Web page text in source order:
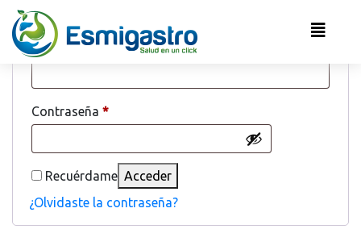
Nombre de usuario o correo electrónico
Contraseña *
Recuérdame Acceder
¿Olvidaste la contraseña?